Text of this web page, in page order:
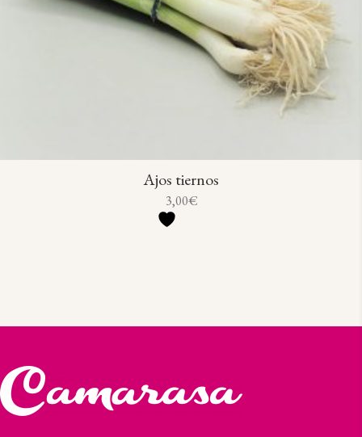
Ajos tiernos
3,00€